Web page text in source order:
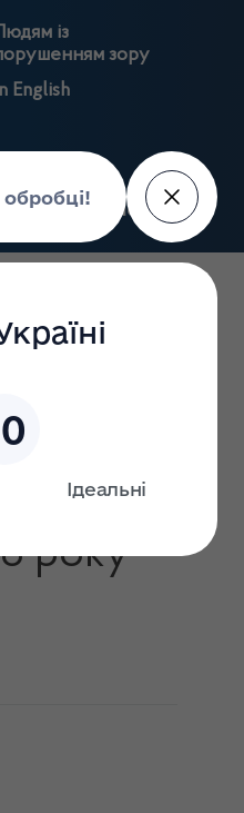
із
зору
English
Пошук
портал
Держлікслужби
№ 49, 2026 року
у
року